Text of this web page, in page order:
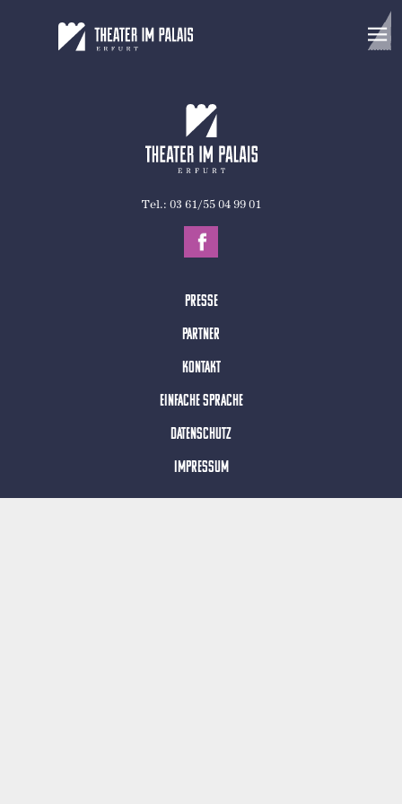
Diese Seite ist derzeit leider nicht verfügbar.
Tel.: 03 61/55 04 99 01
Presse
Partner
Kontakt
Einfache Sprache
Datenschutz
Impressum